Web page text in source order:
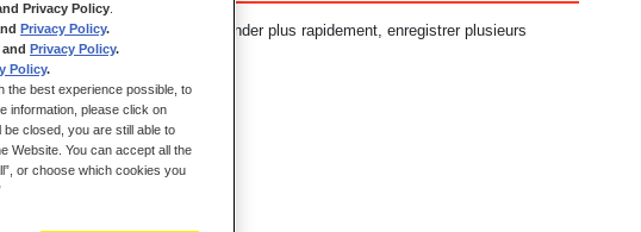
nombreux avantages : commander plus rapidement, enregistrer plusieurs
commandes et plus encore.
Privacy Policy
Privacy Policy.
and Privacy Policy.
Policy.
the best experience possible, to
information, please click on
be closed, you are still able to
Website. You can accept all the
or choose which cookies you